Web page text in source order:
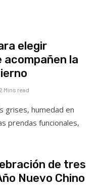
elegir
la
2 Mins read
grises, humedad en
prendas funcionales,
de tres
Nuevo Chino